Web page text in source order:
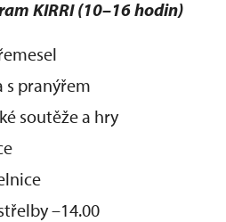
KIRRI (10–16 hodin)
s pranýřem
soutěže a hry
–14.00